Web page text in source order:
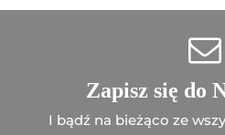
Zapisz się do
I bądź na bieżąco ze